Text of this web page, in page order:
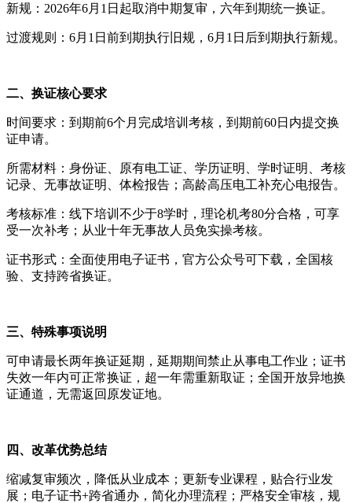
新规：2026年6月1日起取消中期复审，六年到期统一换证。
过渡规则：6月1日前到期执行旧规，6月1日后到期执行新规。
二、换证核心要求
时间要求：到期前6个月完成培训考核，到期前60日内提交换
证申请。
所需材料：身份证、原有电工证、学历证明、学时证明、考核
记录、无事故证明、体检报告；高龄高压电工补充心电报告。
考核标准：线下培训不少于8学时，理论机考80分合格，可享
受一次补考；从业十年无事故人员免实操考核。
证书形式：全面使用电子证书，官方公众号可下载，全国核
验、支持跨省换证。
三、特殊事项说明
可申请最长两年换证延期，延期期间禁止从事电工作业；证书
失效一年内可正常换证，超一年需重新取证；全国开放异地换
证通道，无需返回原发证地。
四、改革优势总结
缩减复审频次，降低从业成本；更新专业课程，贴合行业发
展；电子证书+跨省通办，简化办理流程；严格安全审核，规